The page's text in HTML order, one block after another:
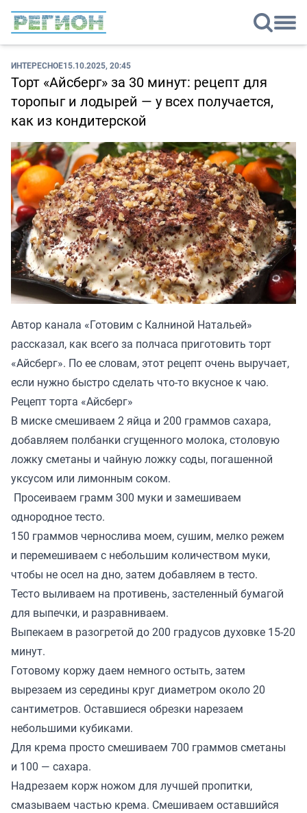
ИНТЕРЕСНОЕ15.10.2025, 20:45
Торт «Айсберг» за 30 минут: рецепт для
торопыг и лодырей — у всех получается,
как из кондитерской
Автор канала «Готовим с Калниной Натальей»
рассказал, как всего за полчаса приготовить торт
«Айсберг». По ее словам, этот рецепт очень выручает,
если нужно быстро сделать что-то вкусное к чаю.
Рецепт торта «Айсберг»
В миске смешиваем 2 яйца и 200 граммов сахара,
добавляем полбанки сгущенного молока, столовую
ложку сметаны и чайную ложку соды, погашенной
уксусом или лимонным соком.
Просеиваем грамм 300 муки и замешиваем
однородное тесто.
150 граммов чернослива моем, сушим, мелко режем
и перемешиваем с небольшим количеством муки,
чтобы не осел на дно, затем добавляем в тесто.
Тесто выливаем на противень, застеленный бумагой
для выпечки, и разравниваем.
Выпекаем в разогретой до 200 градусов духовке 15-20
минут.
Готовому коржу даем немного остыть, затем
вырезаем из середины круг диаметром около 20
сантиметров. Оставшиеся обрезки нарезаем
небольшими кубиками.
Для крема просто смешиваем 700 граммов сметаны
и 100 — сахара.
Надрезаем корж ножом для лучшей пропитки,
смазываем частью крема. Смешиваем оставшийся